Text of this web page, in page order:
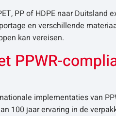
PP of HDPE naar Duitsland
en verschillende
kan vereisen.
PPWR-
implementaties van
100 jaar ervaring in de